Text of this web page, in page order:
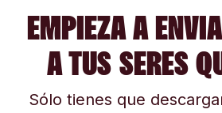
EMPIEZA A
A TUS SERES
Sólo tienes que